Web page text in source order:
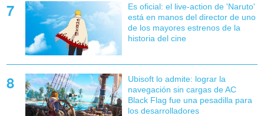
Es oficial: el live-action de 'Naruto'
está en manos del director de uno
de los mayores estrenos de la
historia del cine
Ubisoft lo admite: lograr la
navegación sin cargas de AC
Black Flag fue una pesadilla para
los desarrolladores